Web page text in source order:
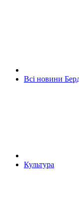
Всі новини
Культура